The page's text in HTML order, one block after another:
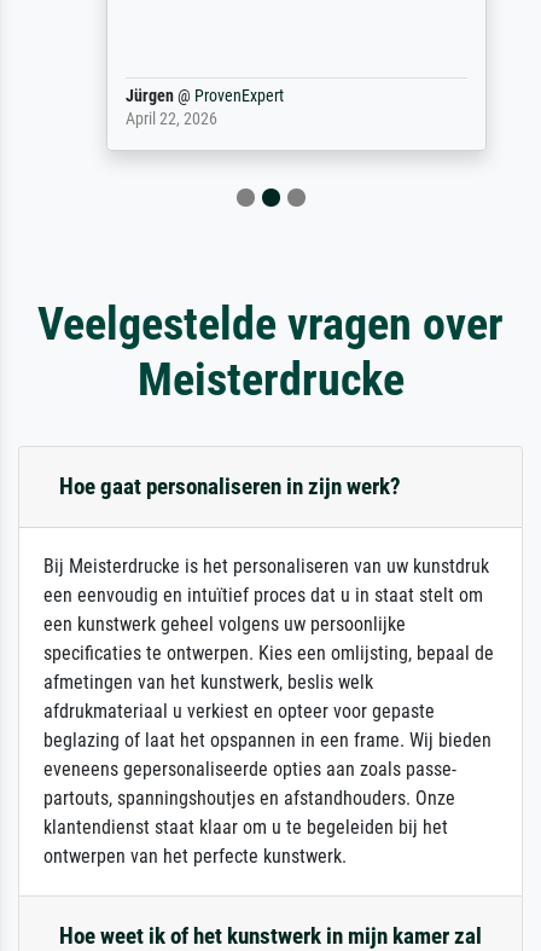
Jürgen@ProvenExpert
April 22, 2026
Veelgestelde vragen over
Meisterdrucke
Hoe gaat personaliseren in zijn werk?
Bij Meisterdrucke is het personaliseren van uw kunstdruk
een eenvoudig en intuïtief proces dat u in staat stelt om
een kunstwerk geheel volgens uw persoonlijke
specificaties te ontwerpen. Kies een omlijsting, bepaal de
afmetingen van het kunstwerk, beslis welk
afdrukmateriaal u verkiest en opteer voor gepaste
beglazing of laat het opspannen in een frame. Wij bieden
eveneens gepersonaliseerde opties aan zoals passe-
partouts, spanningshoutjes en afstandhouders. Onze
klantendienst staat klaar om u te begeleiden bij het
ontwerpen van het perfecte kunstwerk.
Hoe weet ik of het kunstwerk in mijn kamer zal